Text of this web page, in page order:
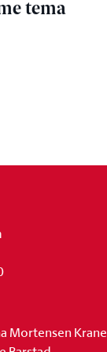
tema
Mortensen Krane